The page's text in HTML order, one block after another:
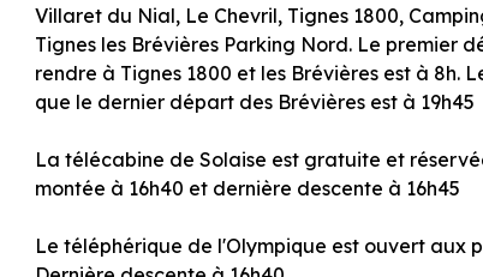
Villaret du Nial, Le Chevril, Tignes 1800,
Tignes les Brévières Parking Nord. Le premier
rendre à Tignes 1800 et les Brévières est à 8h.
que le dernier départ des Brévières est à 19h45
La télécabine de Solaise est gratuite et
montée à 16h40 et dernière descente à 16h45
Le téléphérique de l'Olympique est ouvert aux